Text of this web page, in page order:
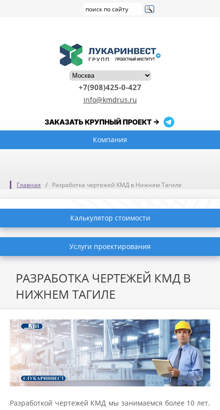
+7(908)425-0-427
info@kmdrus.ru
Компания
Главная Разработка чертежей КМД в Нижнем Тагиле
Калькулятор стоимости
Услуги проектирования
РАЗРАБОТКА ЧЕРТЕЖЕЙ КМД В
НИЖНЕМ ТАГИЛЕ
Разработкой чертежей КМД мы занимаемся более 10 лет.